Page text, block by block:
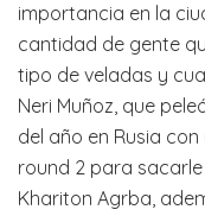
importancia en la
cantidad de gente
tipo de veladas y
Neri Muñoz, que
del año en Rusia
round 2 para
Khariton Agrba,